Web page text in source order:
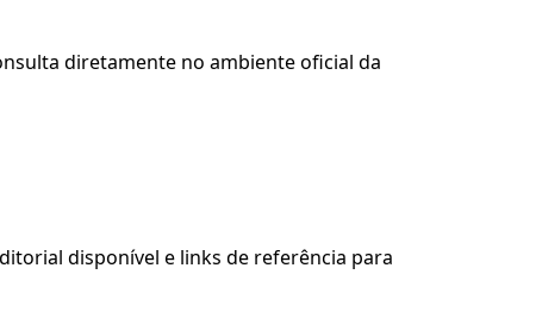
diretamente no ambiente oficial da
disponível e links de referência para